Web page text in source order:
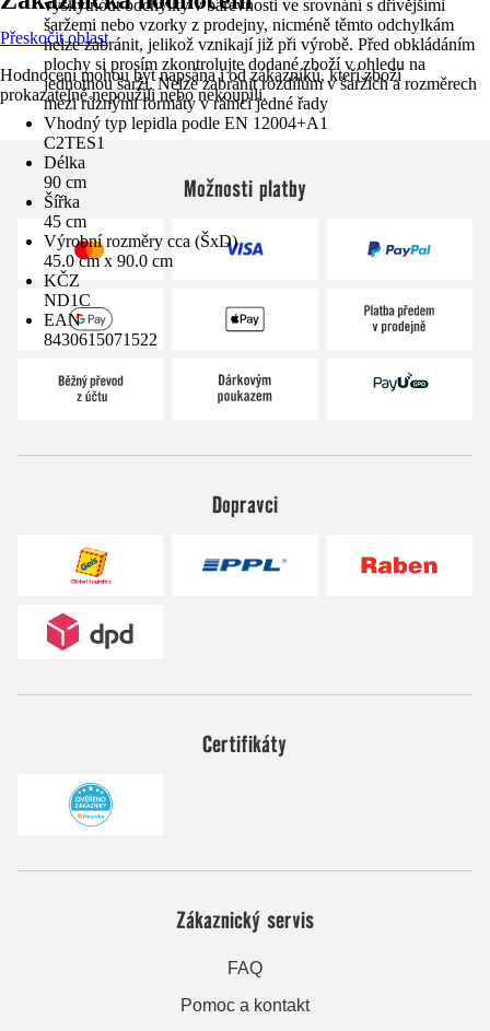
vyskytnout odchylky v barevnosti ve srovnání s dřívějšími
šaržemi nebo vzorky z prodejny, nicméně těmto odchylkám
nelze zabránit, jelikož vznikají již při výrobě. Před obkládáním
plochy si prosím zkontrolujte dodané zboží v ohledu na
jednotnou šarži. Nelze zabránit rozdílům v šaržích a rozměrech
mezi různými formáty v rámci jedné řady
Vhodný typ lepidla podle EN 12004+A1
C2TES1
Délka
90 cm
Šířka
45 cm
Výrobní rozměry cca (ŠxD)
45.0 cm x 90.0 cm
KČZ
ND1C
EAN
8430615071522
Přeskočit oblast
Hodnocení mohou být napsána i od zákazníků, kteří zboží
prokazatelně nepoužili nebo nekoupili.
Možnosti platby
Dopravci
Certifikáty
Zákaznický servis
FAQ
Pomoc a kontakt